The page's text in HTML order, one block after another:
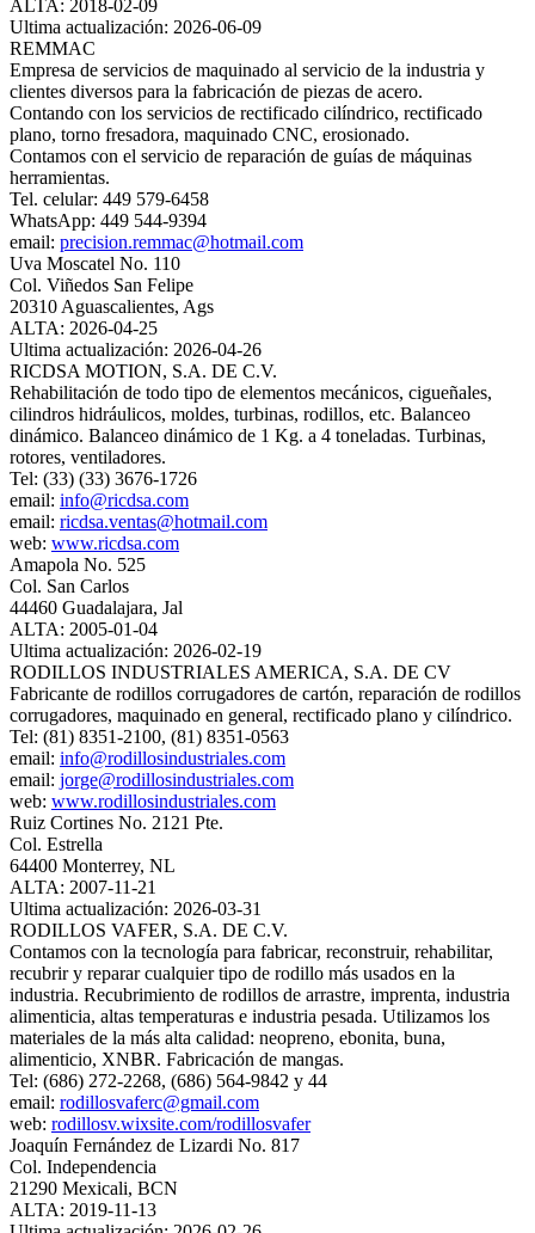
ALTA: 2018-02-09
Ultima actualización: 2026-06-09
REMMAC
Empresa de servicios de maquinado al servicio de la industria y
clientes diversos para la fabricación de piezas de acero.
Contando con los servicios de rectificado cilíndrico, rectificado
plano, torno fresadora, maquinado CNC, erosionado.
Contamos con el servicio de reparación de guías de máquinas
herramientas.
Tel. celular: 449 579-6458
WhatsApp: 449 544-9394
email: precision.remmac@hotmail.com
Uva Moscatel No. 110
Col. Viñedos San Felipe
20310 Aguascalientes, Ags
ALTA: 2026-04-25
Ultima actualización: 2026-04-26
RICDSA MOTION, S.A. DE C.V.
Rehabilitación de todo tipo de elementos mecánicos, cigueñales,
cilindros hidráulicos, moldes, turbinas, rodillos, etc. Balanceo
dinámico. Balanceo dinámico de 1 Kg. a 4 toneladas. Turbinas,
rotores, ventiladores.
Tel: (33) (33) 3676-1726
email: info@ricdsa.com
email: ricdsa.ventas@hotmail.com
web: www.ricdsa.com
Amapola No. 525
Col. San Carlos
44460 Guadalajara, Jal
ALTA: 2005-01-04
Ultima actualización: 2026-02-19
RODILLOS INDUSTRIALES AMERICA, S.A. DE CV
Fabricante de rodillos corrugadores de cartón, reparación de rodillos
corrugadores, maquinado en general, rectificado plano y cilíndrico.
Tel: (81) 8351-2100, (81) 8351-0563
email: info@rodillosindustriales.com
email: jorge@rodillosindustriales.com
web: www.rodillosindustriales.com
Ruiz Cortines No. 2121 Pte.
Col. Estrella
64400 Monterrey, NL
ALTA: 2007-11-21
Ultima actualización: 2026-03-31
RODILLOS VAFER, S.A. DE C.V.
Contamos con la tecnología para fabricar, reconstruir, rehabilitar,
recubrir y reparar cualquier tipo de rodillo más usados en la
industria. Recubrimiento de rodillos de arrastre, imprenta, industria
alimenticia, altas temperaturas e industria pesada. Utilizamos los
materiales de la más alta calidad: neopreno, ebonita, buna,
alimenticio, XNBR. Fabricación de mangas.
Tel: (686) 272-2268, (686) 564-9842 y 44
email: rodillosvaferc@gmail.com
web: rodillosv.wixsite.com/rodillosvafer
Joaquín Fernández de Lizardi No. 817
Col. Independencia
21290 Mexicali, BCN
ALTA: 2019-11-13